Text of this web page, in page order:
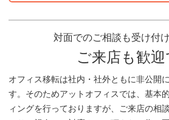
対面でのご相談も受け付
ご来店も歓迎
オフィス移転は社内・社外ともに非公開
す。そのためアットオフィスでは、基本
ィングを行っておりますが、ご来店の相